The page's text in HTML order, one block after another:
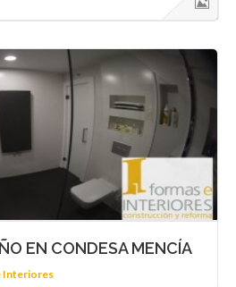
EN CONDESA MENCÍA
Interiores